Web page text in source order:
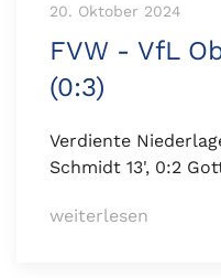
20. Oktober 2024
FVW - VfL
(0:3)
Verdiente
Schmidt 13', 0:2
weiterlesen